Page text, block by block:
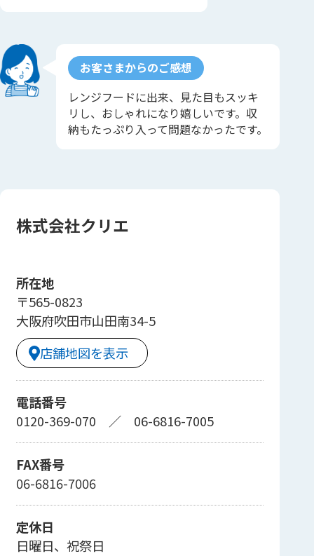
お客さまからのご感想
レンジフードに出来、見た目もスッキ
リし、おしゃれになり嬉しいです。収
納もたっぷり入って問題なかったです。
株式会社クリエ
所在地
〒565-0823
大阪府吹田市山田南34-5
店舗地図を表示
電話番号
0120-369-070 ／ 06-6816-7005
FAX番号
06-6816-7006
定休日
日曜日、祝祭日